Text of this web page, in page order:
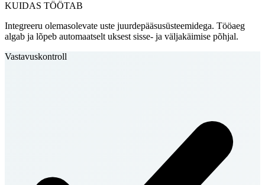
KUIDAS TÖÖTAB
Integreeru olemasolevate uste juurdepääsusüsteemidega. Tööaeg
algab ja lõpeb automaatselt uksest sisse- ja väljakäimise põhjal.
Vastavuskontroll